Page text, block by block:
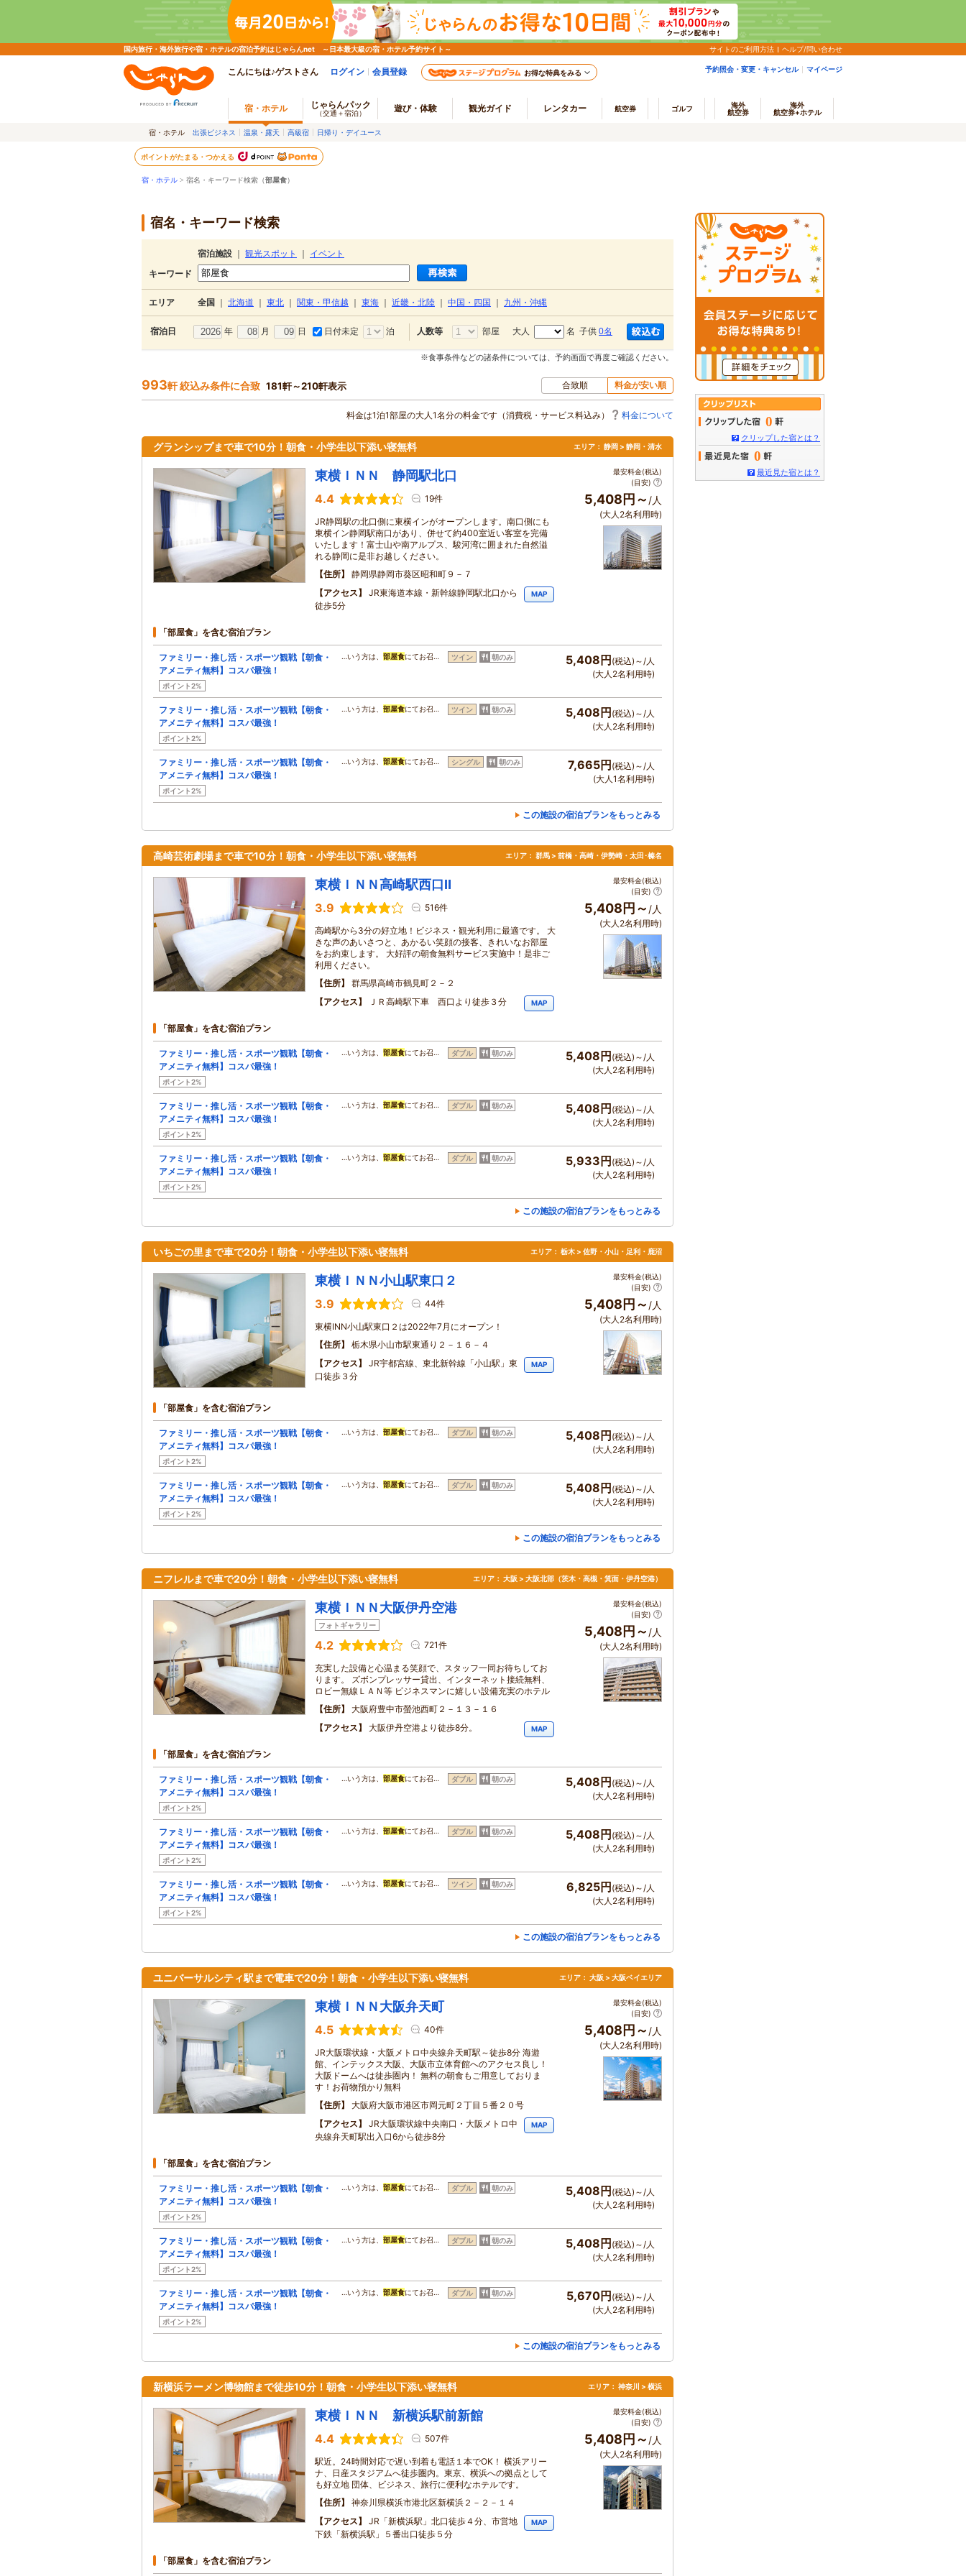
国内旅行・海外旅行や宿・ホテルの宿泊予約はじゃらんnet ～日本最大級の宿・ホテル予約サイト～ サイトのご利用方法 ヘルプ/問い合わせ
こんにちは♪ゲストさん ログイン 会員登録 お得な特典をみる 予約照会・変更・キャンセル マイページ
宿・ホテル じゃらんパック
（交通＋宿泊） 遊び・体験 観光ガイド レンタカー 航空券 ゴルフ
海外
航空券
海外
航空券+ホテル
宿・ホテル 出張ビジネス 温泉・露天 高級宿 日帰り・デイユース
ポイントがたまる・つかえる
宿・ホテル > 宿名・キーワード検索（部屋食）
宿名・キーワード検索
宿泊施設 観光スポット
イベント
キーワード
エリア 全国 北海道 東北 関東・甲信越 東海 近畿・北陸 中国・四国 九州・沖縄
宿泊日 年 月 日 日付未定 泊 人数等 部屋 大人 名 子供 0名
※食事条件などの諸条件については、予約画面で再度ご確認ください。
993軒 絞込み条件に合致 181軒～210軒表示 合致順 料金が安い順
料金は1泊1部屋の大人1名分の料金です（消費税・サービス料込み） 料金について
グランシップまで車で10分！朝食・小学生以下添い寝無料 エリア： 静岡 > 静岡・清水
東横ＩＮＮ 静岡駅北口
4.4 19件
JR静岡駅の北口側に東横インがオープンします。南口側にも
東横イン静岡駅南口があり、併せて約400室近い客室を完備
いたします！富士山や南アルプス、駿河湾に囲まれた自然溢
れる静岡に是非お越しください。
住所
静岡県静岡市葵区昭和町９－７
アクセス
JR東海道本線・新幹線静岡駅北口から
徒歩5分
MAP
最安料金(税込)
(目安)
5,408円～ /人
(大人2名利用時)
「部屋食」を含む宿泊プラン
ファミリー・推し活・スポーツ観戦【朝食・
アメニティ無料】コスパ最強！
ポイント2%
…いう方は、 部屋食にてお召… ツイン 朝のみ 5,408円 (税込)～/人
(大人2名利用時)
ファミリー・推し活・スポーツ観戦【朝食・
アメニティ無料】コスパ最強！
ポイント2%
…いう方は、 部屋食にてお召… ツイン 朝のみ 5,408円 (税込)～/人
(大人2名利用時)
ファミリー・推し活・スポーツ観戦【朝食・
アメニティ無料】コスパ最強！
ポイント2%
…いう方は、 部屋食にてお召… シングル 朝のみ 7,665円 (税込)～/人
(大人1名利用時)
この施設の宿泊プランをもっとみる
高崎芸術劇場まで車で10分！朝食・小学生以下添い寝無料 エリア： 群馬 > 前橋・高崎・伊勢崎・太田･榛名
東横ＩＮＮ高崎駅西口Ⅱ
3.9 516件
高崎駅から3分の好立地！ビジネス・観光利用に最適です。 大
きな声のあいさつと、あかるい笑顔の接客、きれいなお部屋
をお約束します。 大好評の朝食無料サービス実施中！是非ご
利用ください。
住所
群馬県高崎市鶴見町２－２
アクセス
ＪＲ高崎駅下車 西口より徒歩３分 MAP
最安料金(税込)
(目安)
5,408円～ /人
(大人2名利用時)
「部屋食」を含む宿泊プラン
ファミリー・推し活・スポーツ観戦【朝食・
アメニティ無料】コスパ最強！
ポイント2%
…いう方は、 部屋食にてお召… ダブル 朝のみ 5,408円 (税込)～/人
(大人2名利用時)
ファミリー・推し活・スポーツ観戦【朝食・
アメニティ無料】コスパ最強！
ポイント2%
…いう方は、 部屋食にてお召… ダブル 朝のみ 5,408円 (税込)～/人
(大人2名利用時)
ファミリー・推し活・スポーツ観戦【朝食・
アメニティ無料】コスパ最強！
ポイント2%
…いう方は、 部屋食にてお召… ダブル 朝のみ 5,933円 (税込)～/人
(大人2名利用時)
この施設の宿泊プランをもっとみる
いちごの里まで車で20分！朝食・小学生以下添い寝無料 エリア： 栃木 > 佐野・小山・足利・鹿沼
東横ＩＮＮ小山駅東口２
3.9 44件
東横INN小山駅東口２は2022年7月にオープン！
住所
栃木県小山市駅東通り２－１６－４
アクセス
JR宇都宮線、東北新幹線「小山駅」東
口徒歩３分
MAP
最安料金(税込)
(目安)
5,408円～ /人
(大人2名利用時)
「部屋食」を含む宿泊プラン
ファミリー・推し活・スポーツ観戦【朝食・
アメニティ無料】コスパ最強！
ポイント2%
…いう方は、 部屋食にてお召… ダブル 朝のみ 5,408円 (税込)～/人
(大人2名利用時)
ファミリー・推し活・スポーツ観戦【朝食・
アメニティ無料】コスパ最強！
ポイント2%
…いう方は、 部屋食にてお召… ダブル 朝のみ 5,408円 (税込)～/人
(大人2名利用時)
この施設の宿泊プランをもっとみる
ニフレルまで車で20分！朝食・小学生以下添い寝無料 エリア： 大阪 > 大阪北部（茨木・高槻・箕面・伊丹空港）
東横ＩＮＮ大阪伊丹空港
フォトギャラリー
4.2 721件
充実した設備と心温まる笑顔で、スタッフ一同お待ちしてお
ります。 ズボンプレッサー貸出、インターネット接続無料、
ロビー無線ＬＡＮ等 ビジネスマンに嬉しい設備充実のホテル
住所
大阪府豊中市螢池西町２－１３－１６
アクセス
大阪伊丹空港より徒歩8分。 MAP
最安料金(税込)
(目安)
5,408円～ /人
(大人2名利用時)
「部屋食」を含む宿泊プラン
ファミリー・推し活・スポーツ観戦【朝食・
アメニティ無料】コスパ最強！
ポイント2%
…いう方は、 部屋食にてお召… ダブル 朝のみ 5,408円 (税込)～/人
(大人2名利用時)
ファミリー・推し活・スポーツ観戦【朝食・
アメニティ無料】コスパ最強！
ポイント2%
…いう方は、 部屋食にてお召… ダブル 朝のみ 5,408円 (税込)～/人
(大人2名利用時)
ファミリー・推し活・スポーツ観戦【朝食・
アメニティ無料】コスパ最強！
ポイント2%
…いう方は、 部屋食にてお召… ツイン 朝のみ 6,825円 (税込)～/人
(大人2名利用時)
この施設の宿泊プランをもっとみる
ユニバーサルシティ駅まで電車で20分！朝食・小学生以下添い寝無料 エリア： 大阪 > 大阪ベイエリア
東横ＩＮＮ大阪弁天町
4.5 40件
JR大阪環状線・大阪メトロ中央線弁天町駅～徒歩8分 海遊
館、インテックス大阪、大阪市立体育館へのアクセス良し！
大阪ドームへは徒歩圏内！ 無料の朝食もご用意しておりま
す！お荷物預かり無料
住所
大阪府大阪市港区市岡元町２丁目５番２０号
アクセス
JR大阪環状線中央南口・大阪メトロ中
央線弁天町駅出入口6から徒歩8分
MAP
最安料金(税込)
(目安)
5,408円～ /人
(大人2名利用時)
「部屋食」を含む宿泊プラン
ファミリー・推し活・スポーツ観戦【朝食・
アメニティ無料】コスパ最強！
ポイント2%
…いう方は、 部屋食にてお召… ダブル 朝のみ 5,408円 (税込)～/人
(大人2名利用時)
ファミリー・推し活・スポーツ観戦【朝食・
アメニティ無料】コスパ最強！
ポイント2%
…いう方は、 部屋食にてお召… ダブル 朝のみ 5,408円 (税込)～/人
(大人2名利用時)
ファミリー・推し活・スポーツ観戦【朝食・
アメニティ無料】コスパ最強！
ポイント2%
…いう方は、 部屋食にてお召… ダブル 朝のみ 5,670円 (税込)～/人
(大人2名利用時)
この施設の宿泊プランをもっとみる
新横浜ラーメン博物館まで徒歩10分！朝食・小学生以下添い寝無料 エリア： 神奈川 > 横浜
東横ＩＮＮ 新横浜駅前新館
4.4 507件
駅近。24時間対応で遅い到着も電話１本でOK！ 横浜アリー
ナ、日産スタジアムへ徒歩圏内。東京、横浜への拠点として
も好立地 団体、ビジネス、旅行に便利なホテルです。
住所
神奈川県横浜市港北区新横浜２－２－１４
アクセス
JR「新横浜駅」北口徒歩４分、市営地
下鉄「新横浜駅」５番出口徒歩５分
MAP
最安料金(税込)
(目安)
5,408円～ /人
(大人2名利用時)
「部屋食」を含む宿泊プラン
0
クリップした宿とは？
0
最近見た宿とは？